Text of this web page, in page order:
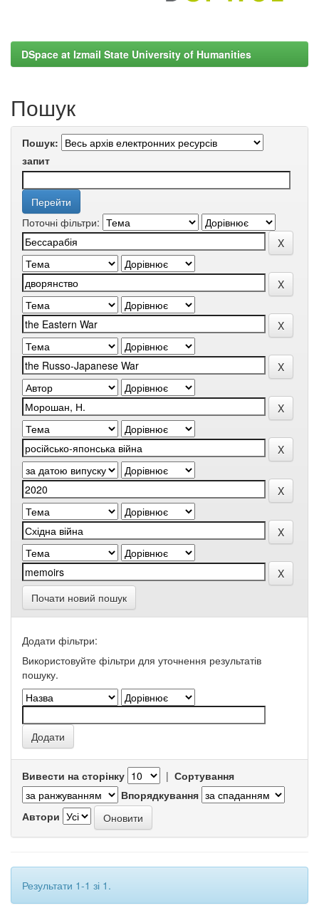
DSpace at Izmail State University of Humanities
Пошук
Пошук:
запит
Поточні фільтри:
Почати новий пошук
Додати фільтри:
Використовуйте фільтри для уточнення результатів
пошуку.
Вивести на сторінку | Сортування
Впорядкування
Автори
Результати 1-1 зі 1.